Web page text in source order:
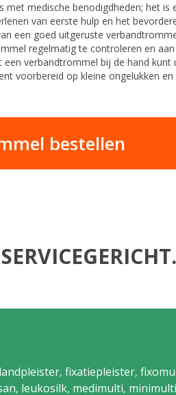
medische benodigdheden; het is
van eerste hulp en het
een goed uitgeruste
regelmatig te controleren en
verbandtrommel bij de hand kunt
voorbereid op kleine ongelukken en
bestellen
, fixatiepleister,
, leukosilk, medimulti, minimulti